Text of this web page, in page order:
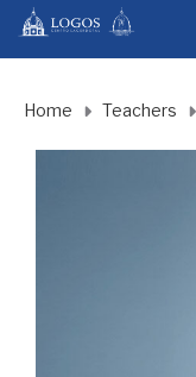
Home Teachers